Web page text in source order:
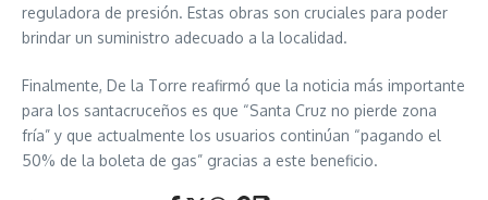
reguladora de presión. Estas obras son cruciales para poder
brindar un suministro adecuado a la localidad.
Finalmente, De la Torre reafirmó que la noticia más importante
para los santacruceños es que “Santa Cruz no pierde zona
fría” y que actualmente los usuarios continúan “pagando el
50% de la boleta de gas” gracias a este beneficio.